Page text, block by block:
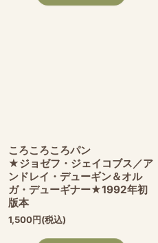
ころころころパン
★ジョゼフ・ジェイコブス／ア
ンドレイ・デューギン＆オル
ガ・デューギナー★1992年初
版本
1,500円(税込)